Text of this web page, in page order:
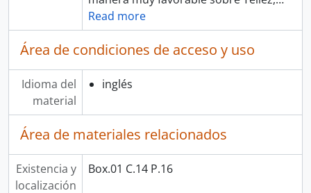
Read more
Área de condiciones de acceso y uso
Idioma del
material
inglés
Área de materiales relacionados
Existencia y
localización
Box.01 C.14 P.16